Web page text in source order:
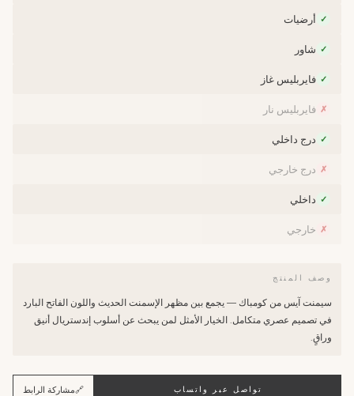
✓ أرضيات
✓ شاور
✓ فايربليس غاز
✗ فايربليس نار
✓ درج داخلي
✗ درج خارجي
✓ داخلي
✗ خارجي
وصف المنتج
سيمنت آيس من كومباك — يجمع بين مظهر الإسمنت الحديث واللون الفاتح البارد
في تصميم عصري متكامل. الخيار الأمثل لمن يبحث عن أسلوب إندستريال أنيق
وراقٍ.
تواصل عبر واتساب 🔗مشاركة الرابط